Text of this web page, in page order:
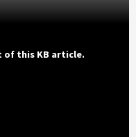
of this KB article.